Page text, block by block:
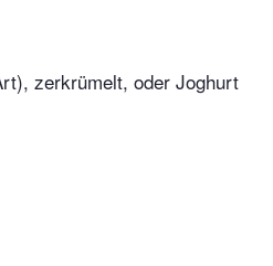
zerkrümelt, oder Joghurt